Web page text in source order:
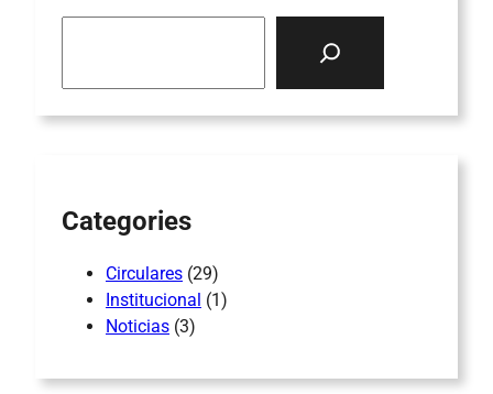
Categories
Circulares (29)
Institucional (1)
Noticias (3)